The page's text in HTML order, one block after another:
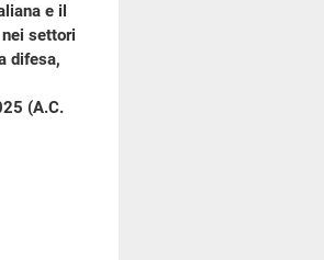
e il
settori
difesa,
(A.C.